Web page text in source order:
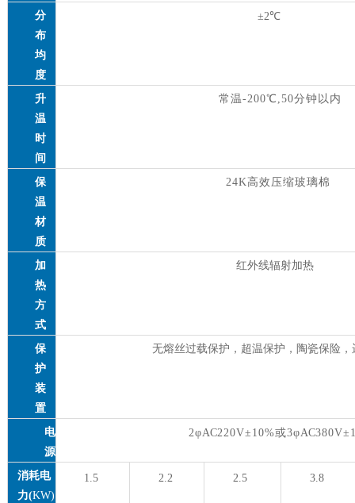
分
布
均
度
±2℃
升
温
时
间
常温-200℃,50分钟以内
保
温
材
质
24K高效压缩玻璃棉
加
热
方
式
红外线辐射加热
保
护
装
置
无熔丝过载保护，超温保护，陶瓷保险
电
源
2φAC220V±10%或3φAC
消耗电
力(KW)
1.5 2.2 2.5 3.8